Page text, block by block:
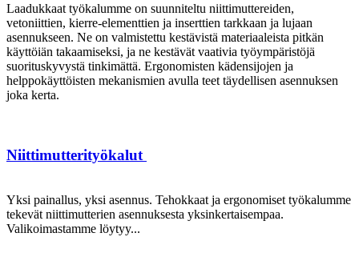
Laadukkaat työkalumme on suunniteltu niittimuttereiden,
vetoniittien, kierre-elementtien ja inserttien tarkkaan ja lujaan
asennukseen. Ne on valmistettu kestävistä materiaaleista pitkän
käyttöiän takaamiseksi, ja ne kestävät vaativia työympäristöjä
suorituskyvystä tinkimättä. Ergonomisten kädensijojen ja
helppokäyttöisten mekanismien avulla teet täydellisen asennuksen
joka kerta.
Niittimutterityökalut
Yksi painallus, yksi asennus. Tehokkaat ja ergonomiset työkalumme
tekevät niittimutterien asennuksesta yksinkertaisempaa.
Valikoimastamme löytyy...